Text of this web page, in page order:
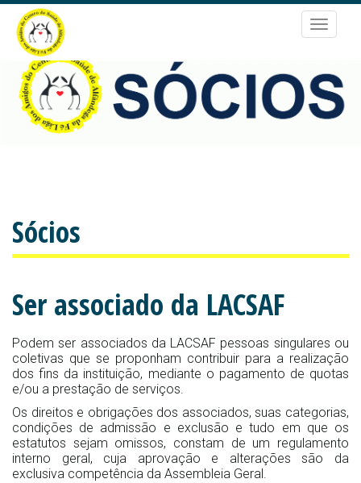
Passar
para
conteúdo
principal
Toggle
Sócios
Ser associado da LACSAF
Podem ser associados da LACSAF pessoas singulares ou
coletivas que se proponham contribuir para a realização
dos fins da instituição, mediante o pagamento de quotas
e/ou a prestação de serviços.
Os direitos e obrigações dos associados, suas categorias,
condições de admissão e exclusão e tudo em que os
estatutos sejam omissos, constam de um regulamento
interno geral, cuja aprovação e alterações são da
exclusiva competência da Assembleia Geral.